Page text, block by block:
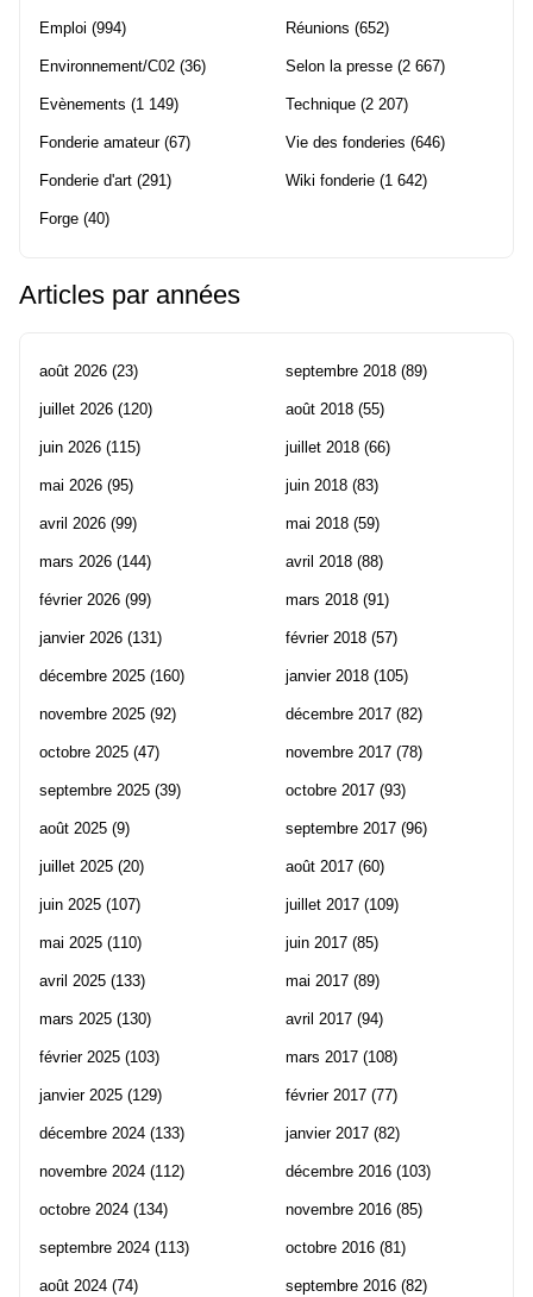
Emploi (994)
Environnement/C02 (36)
Evènements (1 149)
Fonderie amateur(67)
Fonderie d'art (291)
Forge (40)
Réunions (652)
Selon la presse (2 667)
Technique (2 207)
Vie des fonderies (646)
Wiki fonderie (1 642)
Articles par années
août 2026 (23)
juillet 2026 (120)
juin 2026 (115)
mai 2026 (95)
avril 2026 (99)
mars 2026 (144)
février 2026 (99)
janvier 2026 (131)
décembre 2025 (160)
novembre 2025 (92)
octobre 2025 (47)
septembre 2025 (39)
août 2025 (9)
juillet 2025 (20)
juin 2025 (107)
mai 2025 (110)
avril 2025 (133)
mars 2025 (130)
février 2025 (103)
janvier 2025 (129)
décembre 2024 (133)
novembre 2024 (112)
octobre 2024 (134)
septembre 2024 (113)
août 2024 (74)
septembre 2018 (89)
août 2018 (55)
juillet 2018 (66)
juin 2018 (83)
mai 2018 (59)
avril 2018 (88)
mars 2018 (91)
février 2018 (57)
janvier 2018 (105)
décembre 2017 (82)
novembre 2017 (78)
octobre 2017 (93)
septembre 2017 (96)
août 2017 (60)
juillet 2017 (109)
juin 2017 (85)
mai 2017 (89)
avril 2017 (94)
mars 2017 (108)
février 2017 (77)
janvier 2017 (82)
décembre 2016 (103)
novembre 2016 (85)
octobre 2016 (81)
septembre 2016 (82)